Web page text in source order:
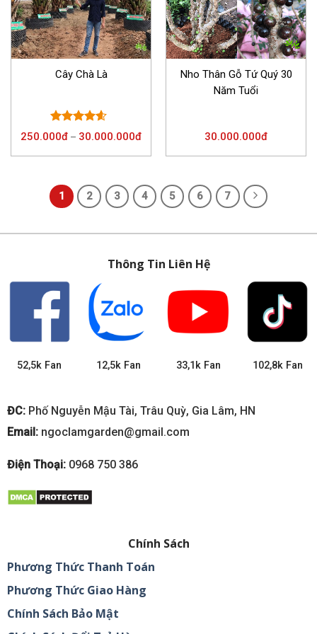
Cây Chà Là
Được xếp
hạng
4.25
5 sao
250.000đ – 30.000.000đ
Nho Thân Gỗ Tứ Quý 30
Năm Tuổi
30.000.000đ
1 2 3 4 5 6 7
Thông Tin Liên Hệ
52,5k Fan 12,5k Fan 33,1k Fan 102,8k Fan
ĐC: Phố Nguyễn Mậu Tài, Trâu Quỳ, Gia Lâm, HN
Email: ngoclamgarden@gmail.com
Điện Thoại: 0968 750 386
Chính Sách
Phương Thức Thanh Toán
Phương Thức Giao Hàng
Chính Sách Bảo Mật